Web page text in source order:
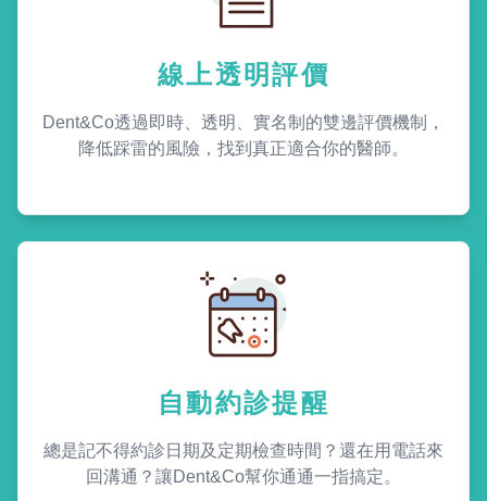
線上透明評價
Dent&Co透過即時、透明、實名制的雙邊評價機制，
降低踩雷的風險，找到真正適合你的醫師。
自動約診提醒
總是記不得約診日期及定期檢查時間？還在用電話來
回溝通？讓Dent&Co幫你通通一指搞定。